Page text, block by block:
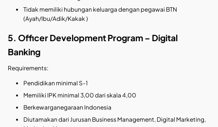
Tidak memiliki hubungan keluarga dengan pegawai BTN
(Ayah/Ibu/Adik/Kakak )
5. Officer Development Program – Digital
Banking
Requirements:
Pendidikan minimal S-1
Memiliki IPK minimal 3,00 dari skala 4,00
Berkewarganegaraan Indonesia
Diutamakan dari Jurusan Business Management, Digital Marketing,